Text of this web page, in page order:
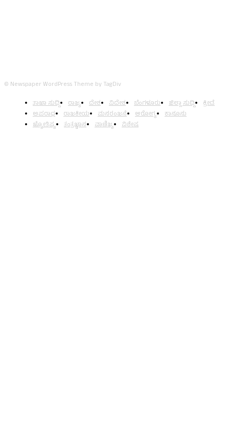
© Newspaper WordPress Theme by TagDiv
ತಾಜಾ ಸುದ್ದಿ
ರಾಜ್ಯ ದೇಶ ವಿದೇಶ ಬೆಂಗಳೂರು ಜಿಲ್ಲಾ ಸುದ್ದಿ
ಕ್ರೀಡೆ
ಅಪರಾಧ
ರಾಜಕೀಯ ಮನರಂಜನೆ ಆರೋಗ್ಯ
ಕಾನೂನು
ಜ್ಯೋತಿಷ್ಯ
ತಂತ್ರಜ್ಞಾನ ವಾಣಿಜ್ಯ ವಿಶೇಷ